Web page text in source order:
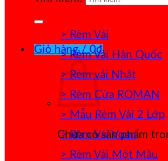
Giỏ hàng /0₫
Chưa có sản phẩm
> Rèm Vải
> Rèm Vải Hàn Quốc
> Rèm vải Nhật
> Rèm Cửa ROMAN
> Mẫu Rèm Vải 2 Lớp
> Rèm Vải Voan
> Rèm Vải Một Màu